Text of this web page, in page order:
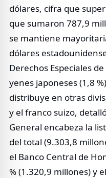
dólares, cifra que
que sumaron 787,9
se mantiene
dólares
Derechos Especiales
yenes japoneses (1,8
distribuye en otras
y el franco suizo,
General encabeza la
del total (9.303,8
el Banco Central de
% (1.320,9 millones) y